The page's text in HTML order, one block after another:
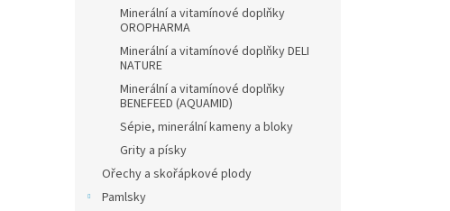
Minerální a vitamínové doplňky
OROPHARMA
Minerální a vitamínové doplňky DELI
NATURE
Minerální a vitamínové doplňky
BENEFEED (AQUAMID)
Sépie, minerální kameny a bloky
Grity a písky
Ořechy a skořápkové plody
Pamlsky